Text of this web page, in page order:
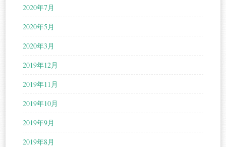
2020年7月
2020年5月
2020年3月
2019年12月
2019年11月
2019年10月
2019年9月
2019年8月